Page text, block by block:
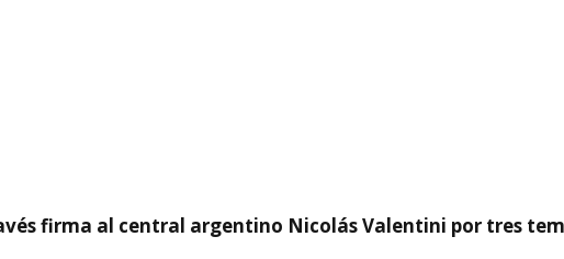
firma al central argentino Nicolás Valentini por tres